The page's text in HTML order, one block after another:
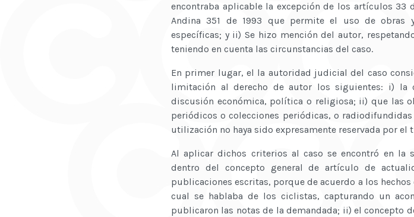
encontraba aplicable la excepción de los artículos 33
Andina 351 de 1993 que permite el uso de obras
específicas; y ii) Se hizo mención del autor,
teniendo en cuenta las circunstancias del caso.
En primer lugar, el la autoridad judicial del caso
limitación al derecho de autor los siguientes: i) la
discusión económica, política o religiosa; ii) que las
periódicos o colecciones periódicas, o
utilización no haya sido expresamente reservada por
Al aplicar dichos criterios al caso se encontró en la
dentro del concepto general de artículo de
publicaciones escritas, porque de acuerdo a los
cual se hablaba de los ciclistas, capturando un
publicaron las notas de la demandada; ii) el concepto